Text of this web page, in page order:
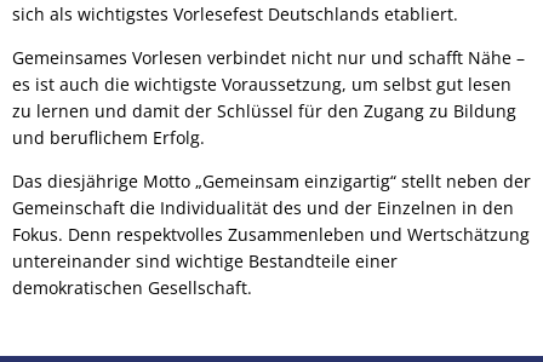
sich als wichtigstes Vorlesefest Deutschlands etabliert.
Gemeinsames Vorlesen verbindet nicht nur und schafft Nähe –
es ist auch die wichtigste Voraussetzung, um selbst gut lesen
zu lernen und damit der Schlüssel für den Zugang zu Bildung
und beruflichem Erfolg.
Das diesjährige Motto „Gemeinsam einzigartig“ stellt neben der
Gemeinschaft die Individualität des und der Einzelnen in den
Fokus. Denn respektvolles Zusammenleben und Wertschätzung
untereinander sind wichtige Bestandteile einer
demokratischen Gesellschaft.